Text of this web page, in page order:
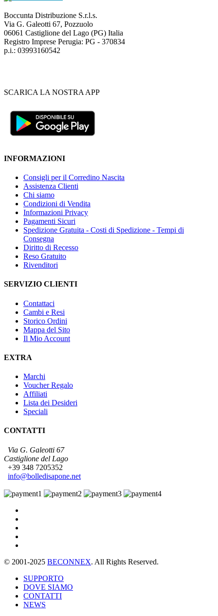
Boccunta Distribuzione S.r.l.s.
Via G. Galeotti 67, Pozzuolo
06061 Castiglione del Lago (PG) Italia
Registro Imprese Perugia: PG - 370834
p.i.: 03993160542
SCARICA LA NOSTRA APP
INFORMAZIONI
Consigli per il Corredino Nascita
Assistenza Clienti
Chi siamo
Condizioni di Vendita
Informazioni Privacy
Pagamenti Sicuri
Spedizione Gratuita - Costi di Spedizione - Tempi di
Consegna
Diritto di Recesso
Reso Gratuito
Rivenditori
SERVIZIO CLIENTI
Contattaci
Cambi e Resi
Storico Ordini
Mappa del Sito
Il Mio Account
EXTRA
Marchi
Voucher Regalo
Affiliati
Lista dei Desideri
Speciali
CONTATTI
Via G. Galeotti 67
Castiglione del Lago
+39 348 7205352
info@bolledisapone.net
© 2001-2025 BECONNEX. All Rights Reserved.
SUPPORTO
DOVE SIAMO
CONTATTI
NEWS